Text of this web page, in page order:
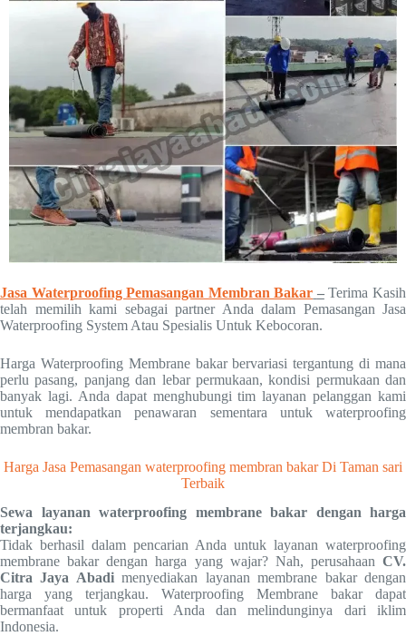
Jasa Waterproofing Pemasangan Membran Bakar –Terima Kasih
telah memilih kami sebagai partner Anda dalam Pemasangan Jasa
Waterproofing System Atau Spesialis Untuk Kebocoran.
Harga Waterproofing Membrane bakar bervariasi tergantung di mana
perlu pasang, panjang dan lebar permukaan, kondisi permukaan dan
banyak lagi. Anda dapat menghubungi tim layanan pelanggan kami
untuk mendapatkan penawaran sementara untuk waterproofing
membran bakar.
Harga Jasa Pemasangan waterproofing membran bakar Di Taman sari
Terbaik
Sewa layanan waterproofing membrane bakar dengan harga
terjangkau:
Tidak berhasil dalam pencarian Anda untuk layanan waterproofing
membrane bakar dengan harga yang wajar? Nah, perusahaan CV.
Citra Jaya Abadimenyediakan layanan membrane bakar dengan
harga yang terjangkau. Waterproofing Membrane bakar dapat
bermanfaat untuk properti Anda dan melindunginya dari iklim
Indonesia.